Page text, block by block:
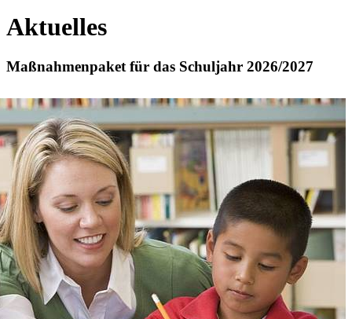
Aktuelles
Maßnahmenpaket für das Schuljahr 2026/2027